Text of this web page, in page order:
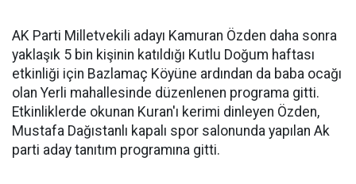
AK Parti Milletvekili adayı Kamuran Özden daha sonra
yaklaşık 5 bin kişinin katıldığı Kutlu Doğum haftası
etkinliği için Bazlamaç Köyüne ardından da baba ocağı
olan Yerli mahallesinde düzenlenen programa gitti.
Etkinliklerde okunan Kuran'ı kerimi dinleyen Özden,
Mustafa Dağıstanlı kapalı spor salonunda yapılan Ak
parti aday tanıtım programına gitti.